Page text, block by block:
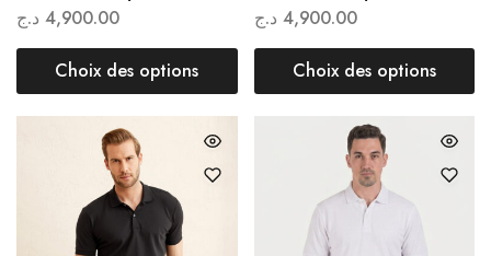
4,900.00 د.ج
Choix des options
4,900.00 د.ج
Choix des options